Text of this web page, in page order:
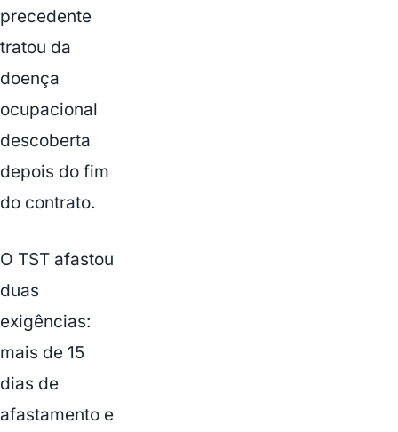
precedente
tratou da
doença
ocupacional
descoberta
depois do fim
do contrato.
O TST afastou
duas
exigências:
mais de 15
dias de
afastamento e